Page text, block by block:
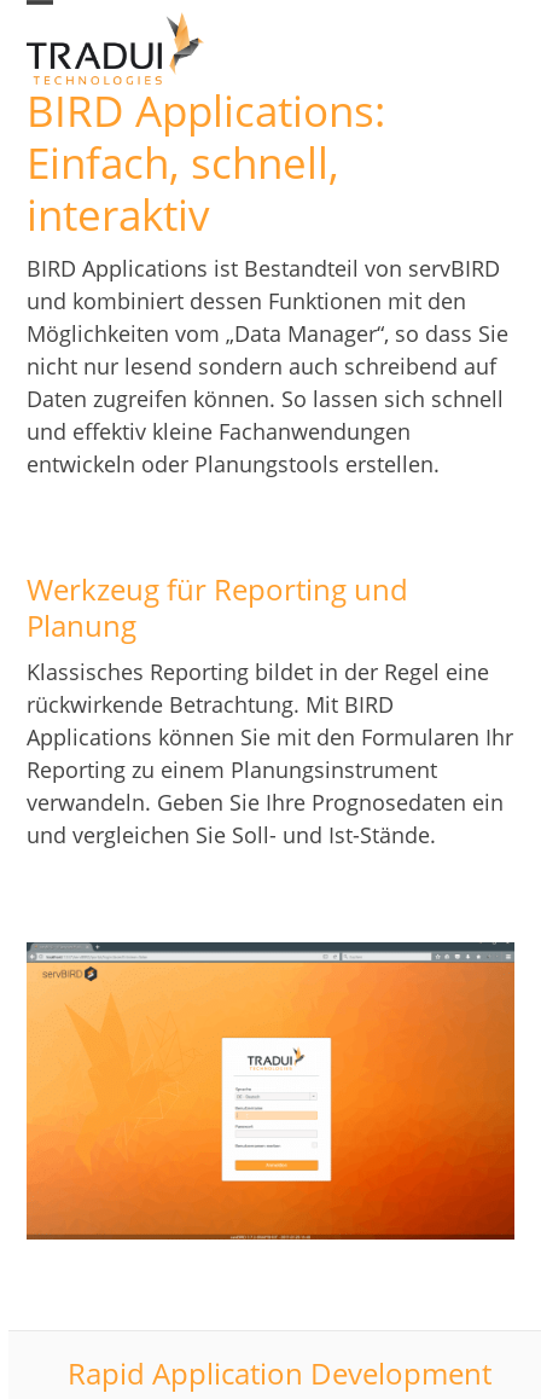
content
mobile
menu
mobile
menu
BIRD Applications:
Einfach, schnell,
interaktiv
BIRD Applications ist Bestandteil von servBIRD
und kombiniert dessen Funktionen mit den
Möglichkeiten vom „Data Manager“, so dass Sie
nicht nur lesend sondern auch schreibend auf
Daten zugreifen können. So lassen sich schnell
und effektiv kleine Fachanwendungen
entwickeln oder Planungstools erstellen.
Werkzeug für Reporting und
Planung
Klassisches Reporting bildet in der Regel eine
rückwirkende Betrachtung. Mit BIRD
Applications können Sie mit den Formularen Ihr
Reporting zu einem Planungsinstrument
verwandeln. Geben Sie Ihre Prognosedaten ein
und vergleichen Sie Soll- und Ist-Stände.
Rapid Application Development